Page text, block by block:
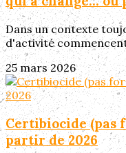
Dans un contexte
d'activité
25 mars 2026
Certibiocide (pas
partir de 2026